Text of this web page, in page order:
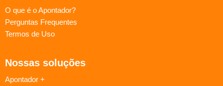
O que é o Apontador?
Perguntas Frequentes
Termos de Uso
Nossas soluções
Apontador +